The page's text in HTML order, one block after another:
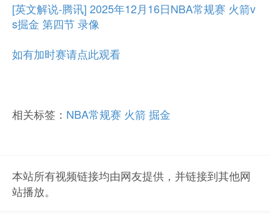
[英文解说-腾讯] 2025年12月16日NBA常规赛 火箭v
s掘金 第四节 录像
如有加时赛请点此观看
相关标签： NBA常规赛 火箭掘金
本站所有视频链接均由网友提供，并链接到其他网
站播放。